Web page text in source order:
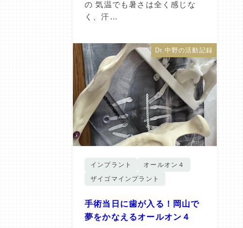
の 気温でも暑さは全く感じな
く、汗…
Dr.中野の活動記録
インプラント
オールオン４
ザイゴマインプラント
手術当日に歯が入る！岡山で
夢をかなえるオールオン４